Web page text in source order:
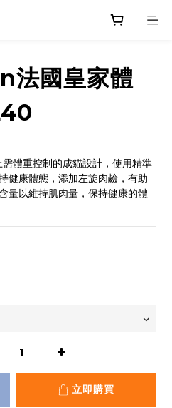
國皇家體
體重控制的成貓設計，使用精準
健康體態，添加左旋肉鹼，有助
量以維持肌肉量，保持健康的體
立即購買